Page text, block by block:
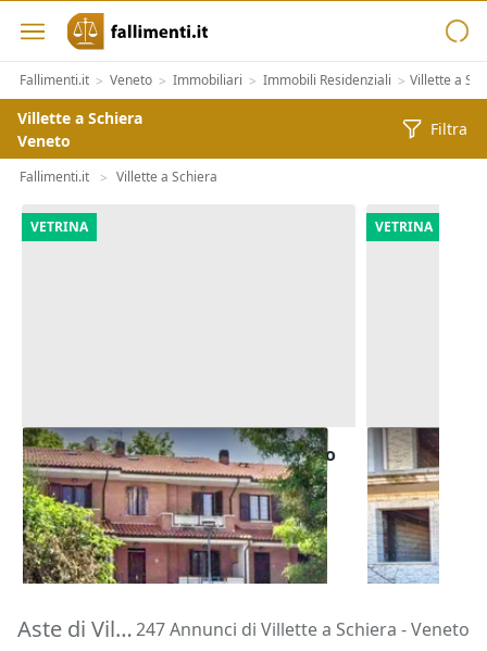
Fallimenti.it > Veneto > Immobiliari > Immobili Residenziali > Villette a
Villette a Schiera
Veneto
Filtra
Fallimenti.it > Villette a Schiera
VETRINA
Asta Villetta a schiera con giardino
e autorimessa
Cingoli (Macerata)
83.683 €
30/10/2026
VETRINA
Asta Casa a
costruzione
Cingoli
69.736 €
30/10/2026
Aste di Villette a Schiera Veneto247 Annunci di Villette a Schiera - Veneto